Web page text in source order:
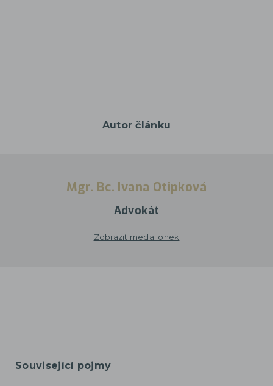
Autor článku
Mgr. Bc. Ivana Otipková
Advokát
Zobrazit medailonek
Související pojmy